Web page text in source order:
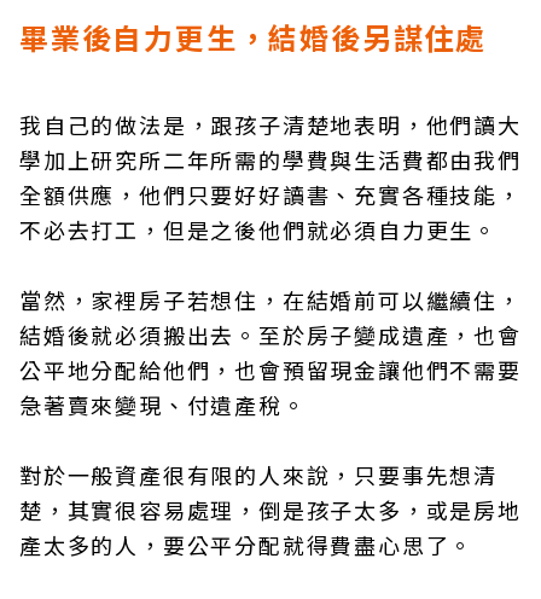
畢業後自力更生，結婚後另謀住處
我自己的做法是，跟孩子清楚地表明，他們讀大
學加上研究所二年所需的學費與生活費都由我們
全額供應，他們只要好好讀書、充實各種技能，
不必去打工，但是之後他們就必須自力更生。
當然，家裡房子若想住，在結婚前可以繼續住，
結婚後就必須搬出去。至於房子變成遺產，也會
公平地分配給他們，也會預留現金讓他們不需要
急著賣來變現、付遺產稅。
對於一般資產很有限的人來說，只要事先想清
楚，其實很容易處理，倒是孩子太多，或是房地
產太多的人，要公平分配就得費盡心思了。